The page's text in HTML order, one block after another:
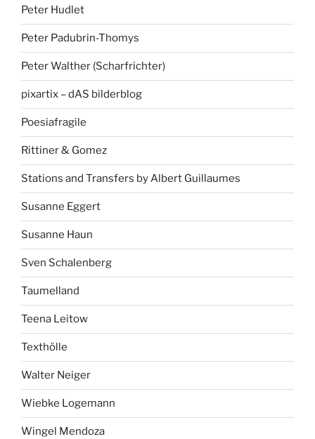
Peter Hudlet
Peter Padubrin-Thomys
Peter Walther (Scharfrichter)
pixartix – dAS bilderblog
Poesiafragile
Rittiner & Gomez
Stations and Transfers by Albert Guillaumes
Susanne Eggert
Susanne Haun
Sven Schalenberg
Taumelland
Teena Leitow
Texthölle
Walter Neiger
Wiebke Logemann
Wingel Mendoza